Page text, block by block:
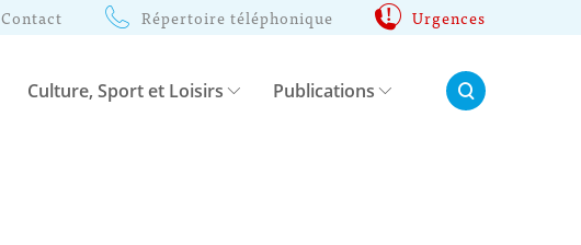
Contact Répertoire téléphonique Urgences
Culture, Sport et Loisirs Publications Rechercher: